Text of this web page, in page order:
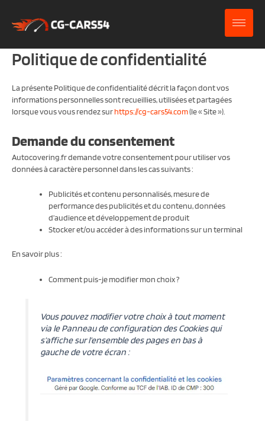
contenu
Politique de confidentialité
La présente Politique de confidentialité décrit la façon dont vos
informations personnelles sont recueillies, utilisées et partagées
lorsque vous vous rendez surhttps://cg-cars54.com(le « Site »).
Demande du consentement
Autocovering.fr demande votre consentement pour utiliser vos
données à caractère personnel dans les cas suivants :
Publicités et contenu personnalisés, mesure de
performance des publicités et du contenu, données
d’audience et développement de produit
Stocker et/ou accéder à des informations sur un terminal
En savoir plus :
Comment puis-je modifier mon choix ?
Vous pouvez modifier votre choix à tout moment
via le Panneau de configuration des Cookies qui
s’affiche sur l’ensemble des pages en bas à
gauche de votre écran :